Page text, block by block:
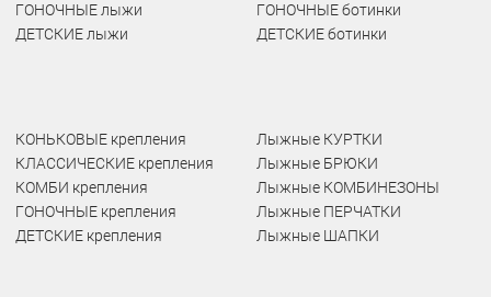
ГОНОЧНЫЕ лыжи
ДЕТСКИЕ лыжи
ГОНОЧНЫЕ ботинки
ДЕТСКИЕ ботинки
КОНЬКОВЫЕ крепления
КЛАССИЧЕСКИЕ крепления
КОМБИ крепления
ГОНОЧНЫЕ крепления
ДЕТСКИЕ крепления
Лыжные КУРТКИ
Лыжные БРЮКИ
Лыжные КОМБИНЕЗОНЫ
Лыжные ПЕРЧАТКИ
Лыжные ШАПКИ